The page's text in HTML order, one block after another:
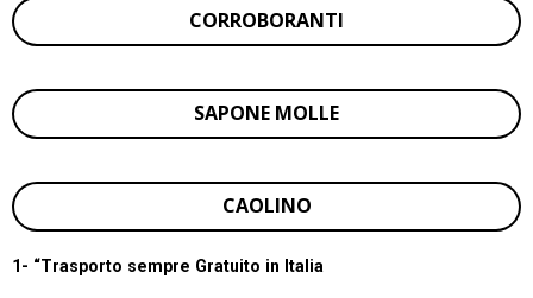
CORROBORANTI
SAPONE MOLLE
CAOLINO
1- “Trasporto sempre Gratuito in Italia